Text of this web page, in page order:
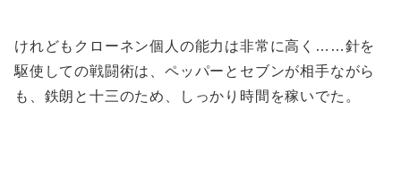
けれどもクローネン個人の能力は非常に高く……針を
駆使しての戦闘術は、ペッパーとセブンが相手ながら
も、鉄朗と十三のため、しっかり時間を稼いでた。